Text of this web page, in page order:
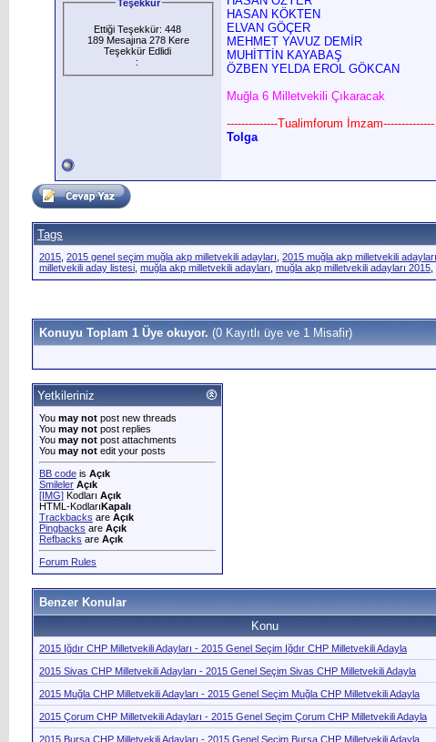
Teşekkür
Ettiği Teşekkür: 448
189 Mesajına 278 Kere
Teşekkür Edlidi
:
HASAN KÖKTEN
ELVAN GÖÇER
MEHMET YAVUZ DEMİR
MUHİTTİN KAYABAŞ
ÖZBEN YELDA EROL GÖKCAN
Muğla 6 Milletvekili Çıkaracak
--------------Tualimforum İmzam--------------
Tolga
Tags
2015 2015 genel seçim muğla akp milletvekili adayları 2015 muğla akp milletvekili adayları
milletvekili aday listesi muğla akp milletvekili adayları muğla akp milletvekili adayları 2015
Konuyu Toplam 1 Üye okuyor. (0 Kayıtlı üye ve 1 Misafir)
Yetkileriniz
You may not post new threads
You may not post replies
You may not post attachments
You may not edit your posts
BB code is Açık
Smileler Açık
[IMG] Kodları Açık
HTML-KodlarıKapalı
Trackbacks are Açık
Pingbacks are Açık
Refbacks are Açık
Forum Rules
Benzer Konular
Konu
2015 Iğdır CHP Milletvekili Adayları - 2015 Genel Seçim Iğdır CHP Milletvekili Adayla
2015 Sivas CHP Milletvekili Adayları - 2015 Genel Seçim Sivas CHP Milletvekili Adayla
2015 Muğla CHP Milletvekili Adayları - 2015 Genel Seçim Muğla CHP Milletvekili Adayla
2015 Çorum CHP Milletvekili Adayları - 2015 Genel Seçim Çorum CHP Milletvekili Adayla
2015 Bursa CHP Milletvekili Adayları - 2015 Genel Seçim Bursa CHP Milletvekili Adayla